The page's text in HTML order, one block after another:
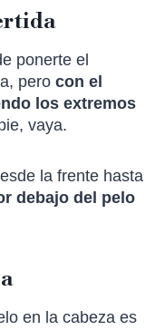
ponerte el
pero con el
los extremos
vaya.
la frente hasta
debajo del pelo
en la cabeza es